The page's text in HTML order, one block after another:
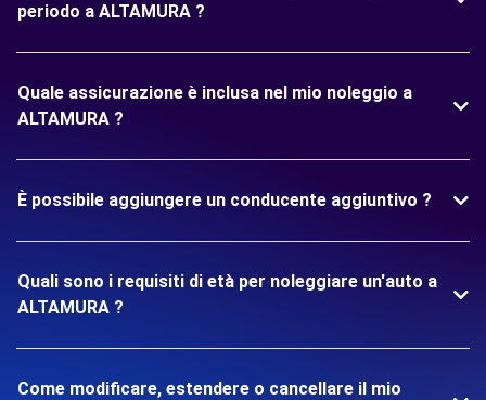
periodo a ALTAMURA ?
Quale assicurazione è inclusa nel mio noleggio a
ALTAMURA ?
È possibile aggiungere un conducente aggiuntivo ?
Quali sono i requisiti di età per noleggiare un'auto a
ALTAMURA ?
Come modificare, estendere o cancellare il mio